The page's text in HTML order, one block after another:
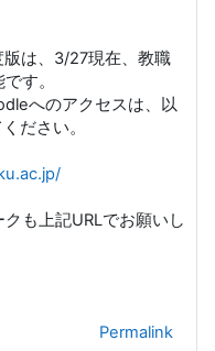
は、3/27現在、教職
す。
へのアクセスは、以
ださい。
クも上記URLでお願いし
Permalink